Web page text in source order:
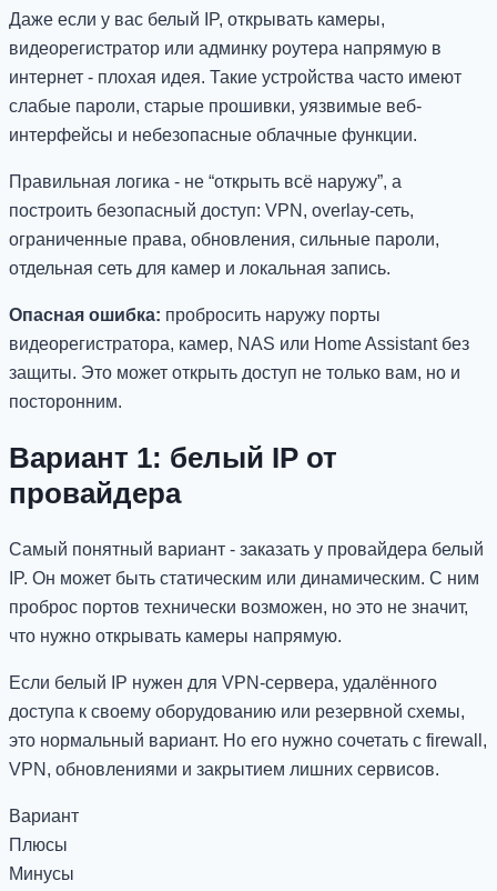
Даже если у вас белый IP, открывать камеры,
видеорегистратор или админку роутера напрямую в
интернет - плохая идея. Такие устройства часто имеют
слабые пароли, старые прошивки, уязвимые веб-
интерфейсы и небезопасные облачные функции.
Правильная логика - не “открыть всё наружу”, а
построить безопасный доступ: VPN, overlay-сеть,
ограниченные права, обновления, сильные пароли,
отдельная сеть для камер и локальная запись.
Опасная ошибка: пробросить наружу порты
видеорегистратора, камер, NAS или Home Assistant без
защиты. Это может открыть доступ не только вам, но и
посторонним.
Вариант 1: белый IP от
провайдера
Самый понятный вариант - заказать у провайдера белый
IP. Он может быть статическим или динамическим. С ним
проброс портов технически возможен, но это не значит,
что нужно открывать камеры напрямую.
Если белый IP нужен для VPN-сервера, удалённого
доступа к своему оборудованию или резервной схемы,
это нормальный вариант. Но его нужно сочетать с firewall,
VPN, обновлениями и закрытием лишних сервисов.
Вариант
Плюсы
Минусы